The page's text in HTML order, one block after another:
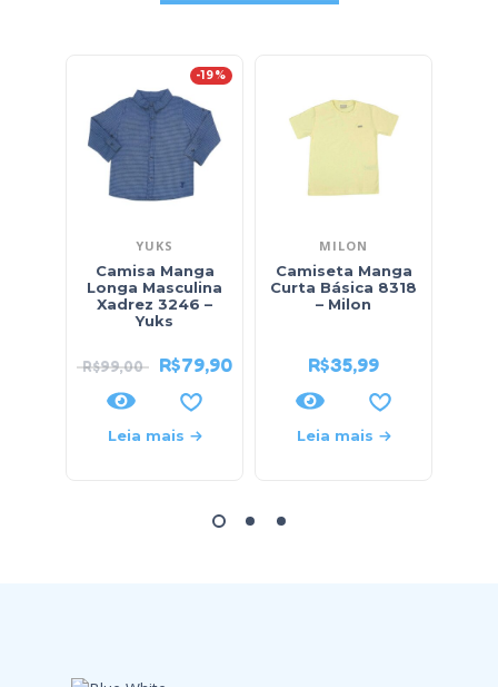
-19%
YUKS
Camisa Manga
Longa Masculina
Xadrez 3246 –
Yuks
R$99,00 R$79,90
Leia mais
MILON
Camiseta Manga
Curta Básica 8318
– Milon
R$35,99
Leia mais